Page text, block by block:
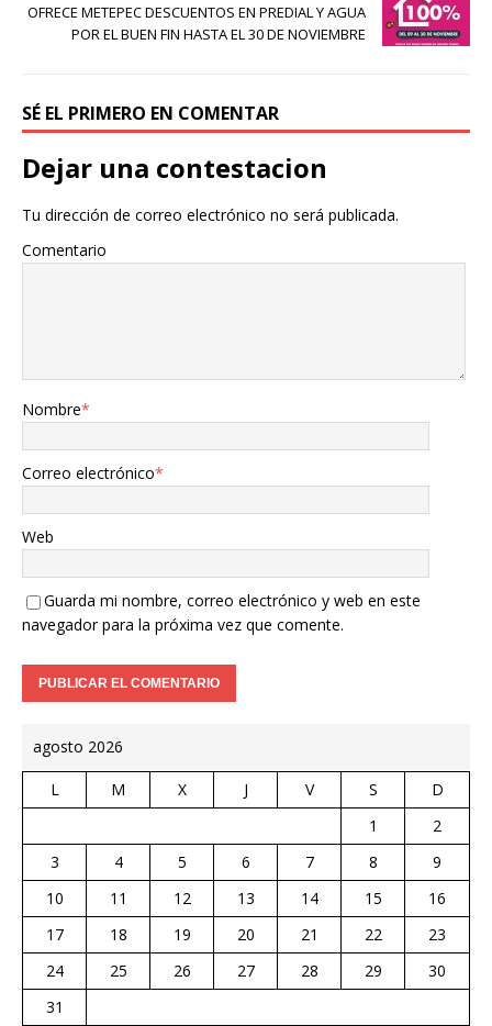
OFRECE METEPEC DESCUENTOS EN PREDIAL Y AGUA
POR EL BUEN FIN HASTA EL 30 DE NOVIEMBRE
SÉ EL PRIMERO EN COMENTAR
Dejar una contestacion
Tu dirección de correo electrónico no será publicada.
Comentario
Nombre*
Correo electrónico*
Web
Guarda mi nombre, correo electrónico y web en este
navegador para la próxima vez que comente.
agosto 2026
L M X J V S
D
1
2
3
4 5 6 7 8
9
10
11 12 13 14 15
16
17
18 19 20 21 22
23
24
25 26 27 28 29
30
31